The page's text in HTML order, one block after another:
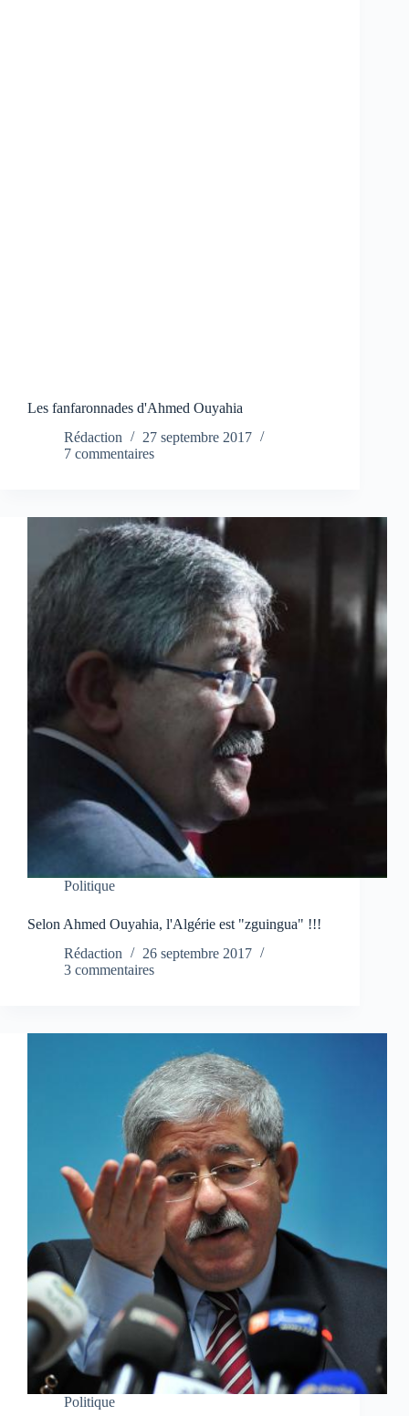
Les fanfaronnades d'Ahmed Ouyahia
Rédaction
27 septembre 2017
7 commentaires
Politique
Selon Ahmed Ouyahia, l'Algérie est "zguingua" !!!
Rédaction
26 septembre 2017
3 commentaires
Politique